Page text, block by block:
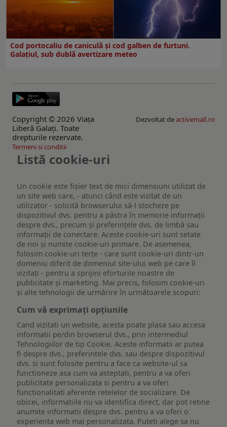
Cod portocaliu de caniculă și cod galben de furtuni.
Galațiul, sub dublă avertizare meteo
Copyright © 2026 Viaţa
Liberă Galaţi. Toate
drepturile rezervate.
Dezvoltat deactivemall.ro
Termeni si conditii
Listă cookie-uri
Un cookie este fişier text de mici dimensiuni utilizat de
un site web care, - atunci când este vizitat de un
utilizator - solicită browserului să-l stocheze pe
dispozitivul dvs. pentru a păstra în memorie informații
despre dvs., precum și preferințele dvs. de limbă sau
informații de conectare. Aceste cookie-uri sunt setate
de noi și numite cookie-uri primare. De asemenea,
folosim cookie-uri terțe - care sunt cookie-uri dintr-un
domeniu diferit de domeniul site-ului web pe care îl
vizitați - pentru a sprijini eforturile noastre de
publicitate și marketing. Mai precis, folosim cookie-uri
și alte tehnologii de urmărire în următoarele scopuri:
Cum vă exprimați opțiunile
Cand vizitati un website, acesta poate plasa sau accesa
informatii pe/din browserul dvs., prin intermediul
Tehnologiilor de tip Cookie. Aceste informatii ar putea
fi despre dvs., preferintele dvs. sau despre dispozitivul
dvs. si sunt folosite pentru a face ca website-ul sa
functioneze asa cum va asteptati, pentru a va oferi
publicitate personalizata si pentru a va oferi
functionalitati aferente retelelor de socializare. De
obicei, informatiile nu va identifica direct, dar pot retine
anumite informatii despre dvs. pentru a va oferi o
experienta web mai personalizata. Puteti alege sa nu